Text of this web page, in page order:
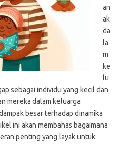
an
ak
da
la
m
ke
lu
sebagai individu yang kecil dan
mereka dalam keluarga
besar terhadap dinamika
ini akan membahas bagaimana
penting yang layak untuk